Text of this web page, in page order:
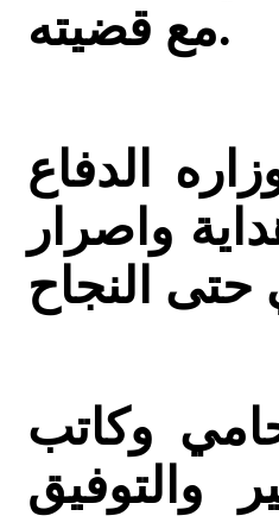
مع قضيته.
الدفاع
واصرار
وكاتب
والتوفيق